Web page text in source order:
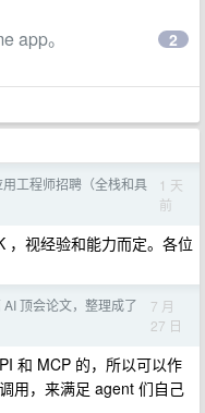
app。 2
工程师招聘（全栈和具
1 天
前
，视经验和能力而定。各位
顶会论文，整理成了
7 月
27 日
和 MCP 的，所以可以作
用，来满足 agent 们自己